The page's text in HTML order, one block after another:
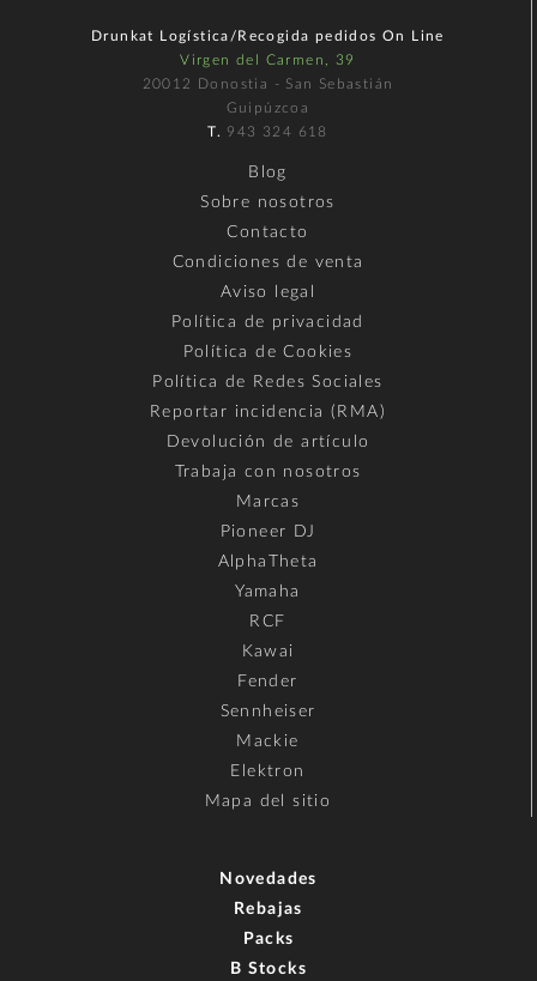
Drunkat Logística/Recogida pedidos On Line
Virgen del Carmen, 39
20012 Donostia - San Sebastián
Guipúzcoa
T. 943 324 618
Blog
Sobre nosotros
Contacto
Condiciones de venta
Aviso legal
Política de privacidad
Política de Cookies
Política de Redes Sociales
Reportar incidencia (RMA)
Devolución de artículo
Trabaja con nosotros
Marcas
Pioneer DJ
AlphaTheta
Yamaha
RCF
Kawai
Fender
Sennheiser
Mackie
Elektron
Mapa del sitio
Novedades
Rebajas
Packs
B Stocks